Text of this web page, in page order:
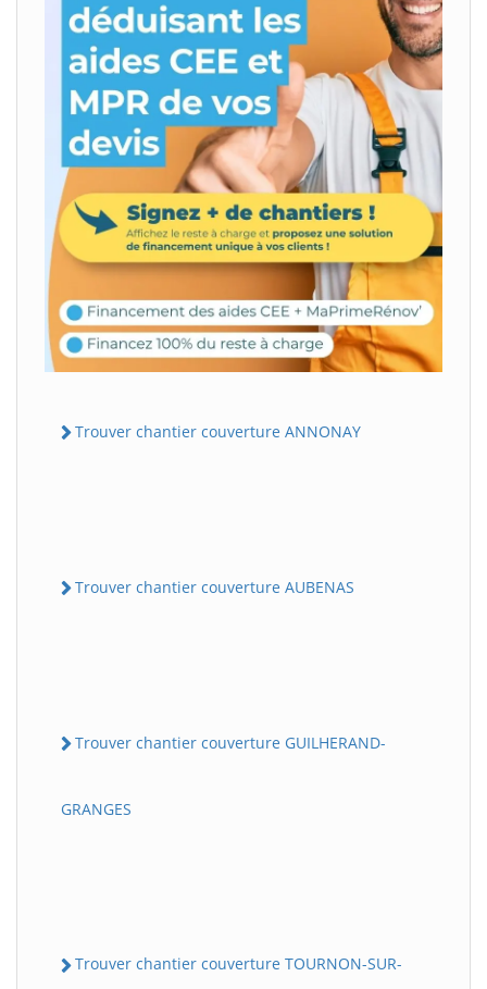
Trouver chantier couverture ANNONAY
Trouver chantier couverture AUBENAS
Trouver chantier couverture GUILHERAND-
GRANGES
Trouver chantier couverture TOURNON-SUR-